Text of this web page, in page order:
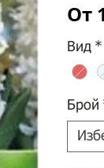
От
Вид *
Брой